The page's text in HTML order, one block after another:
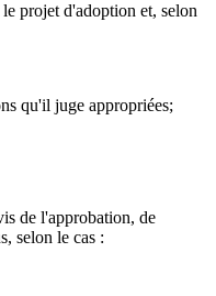
projet d'adoption et, selon
qu'il juge appropriées;
de l'approbation, de
selon le cas :